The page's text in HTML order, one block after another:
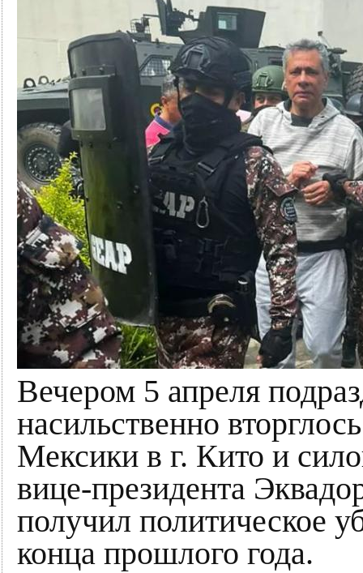
Вечером 5 апреля
насильственно
Мексики в г. Кито и
вице-президента
получил политическое
конца прошлого года.